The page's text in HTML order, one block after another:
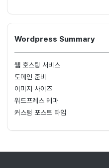
Wordpress Summary
웹 호스팅 서비스
도메인 준비
이미지 사이즈
워드프레스 테마
커스텀 포스트 타입